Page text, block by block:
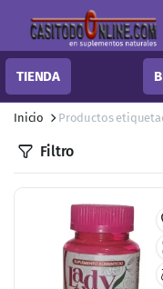
TIENDA
Inicio Productos
Filtro